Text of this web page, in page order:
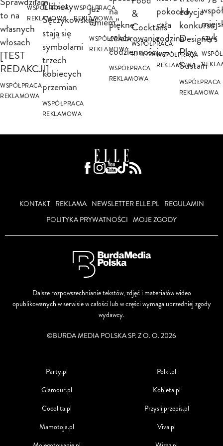
to na
własnych
włosach
[TEST
REDAKCJI]
WSPÓŁPRACA
REKLAMOWA
WSPÓŁPRACA
REKLAMOWA
Elżbiety
Sęczykowskiej
stają się
symbolami
trzech
kobiecych
przemian
WSPÓŁPRACA
REKLAMOWA
WSPÓŁPRACA
REKLAMOWA
już
umiem”
WSPÓŁPRACA
REKLAMOWA
na
piękne
celebrowanie
codzienności
WSPÓŁPRACA
REKLAMOWA
&
Cocktails
WSPÓŁPRACA
REKLAMOWA
pokocha
cała
rodzina
WSPÓŁPRACA
REKLAMOWA
edycja
konkursu
Designers
Play
Sustain
WSPÓŁPRACA
REKLAMOWA
szyk
KONTAKT REKLAMA NEWSLETTER ELLE.PL
REGULAMIN
POLITYKA PRYWATNOŚCI MOJE ZGODY
Dalsze rozpowszechnianie tekstów, zdjęć i materiałów wideo
opublikowanych w serwisie w całości lub w części wymaga uprzedniej zgody
wydawcy.
©BURDA MEDIA POLSKA SP. Z O. O. 2026
Party.pl
Glamour.pl
Cocolita.pl
Mamotoja.pl
Polki.pl
Kobieta.pl
Przyslijprzepis.pl
Viva.pl